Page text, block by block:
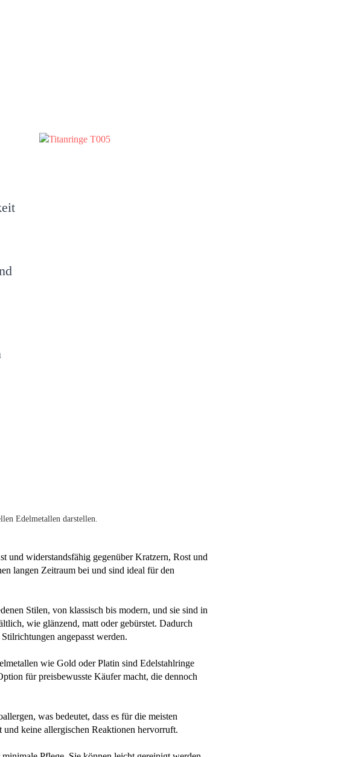
Edelmetallen darstellen.
und widerstandsfähig gegenüber Kratzern, Rost und
langen Zeitraum bei und sind ideal für den
Stilen, von klassisch bis modern, und sie sind in
wie glänzend, matt oder gebürstet. Dadurch
angepasst werden.
wie Gold oder Platin sind Edelstahlringe
für preisbewusste Käufer macht, die dennoch
was bedeutet, dass es für die meisten
keine allergischen Reaktionen hervorruft.